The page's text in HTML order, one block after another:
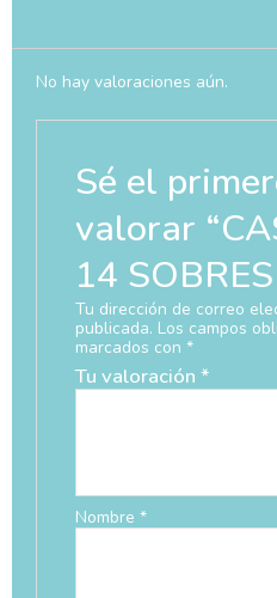
No hay valoraciones aún.
Sé el
valorar
14
Tu dirección de correo
publicada. Los campos
marcados con *
Tu valoración *
Nombre *